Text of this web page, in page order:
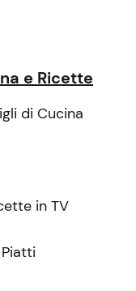
e Ricette
di Cucina
in TV